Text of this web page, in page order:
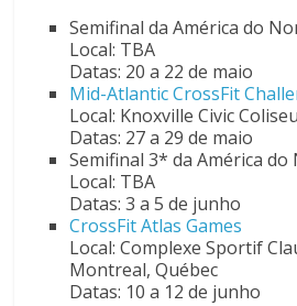
Semifinal da América do
Local: TBA
Datas: 20 a 22 de maio
Mid-Atlantic CrossFit
Local: Knoxville Civic
Datas: 27 a 29 de maio
Semifinal 3* da América do
Local: TBA
Datas: 3 a 5 de junho
CrossFit Atlas Games
Local: Complexe Sportif
Montreal, Québec
Datas: 10 a 12 de junho